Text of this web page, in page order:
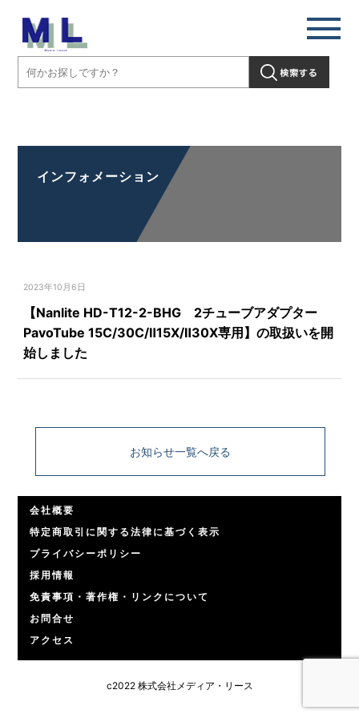
Ⅱ15X/Ⅱ30X専用】の取扱いを開始しました」" />
インフォメーション
2023年10月6日
【Nanlite HD-T12-2-BHG 2チューブアダプター
PavoTube 15C/30C/Ⅱ15X/Ⅱ30X専用】の取扱いを開
始しました
お知らせ一覧へ戻る
会社概要
特定商取引に関する法律に基づく表示
プライバシーポリシー
採用情報
免責事項・著作権・リンクについて
お問合せ
アクセス
c2022 株式会社メディア・リース